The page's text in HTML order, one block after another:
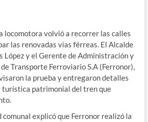
locomotora volvió a recorrer las calles
las renovadas vías férreas. El Alcalde
López y el Gerente de Administración y
Transporte Ferroviario S.A (Ferronor),
la prueba y entregaron detalles
turística patrimonial del tren que
explicó que Ferronor realizó la